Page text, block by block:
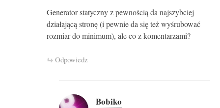
Generator statyczny z pewnością da najszybciej
działającą stronę (i pewnie da się też wyśrubować
rozmiar do minimum), ale co z komentarzami?
Odpowiedz
Bobiko